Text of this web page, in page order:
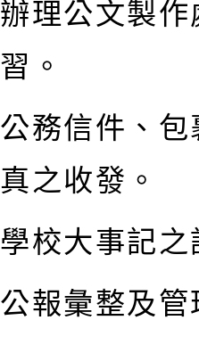
辦理公文製作
習。
公務信件、包
真之收發。
學校大事記之
公報彙整及管